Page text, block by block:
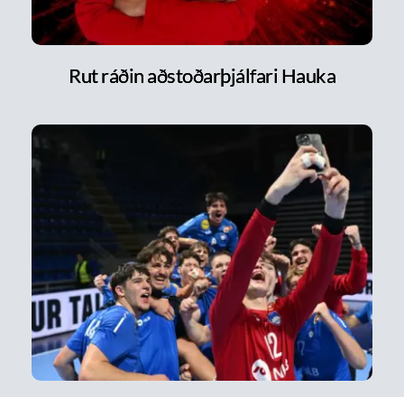
Rut ráðin aðstoðarþjálfari Hauka